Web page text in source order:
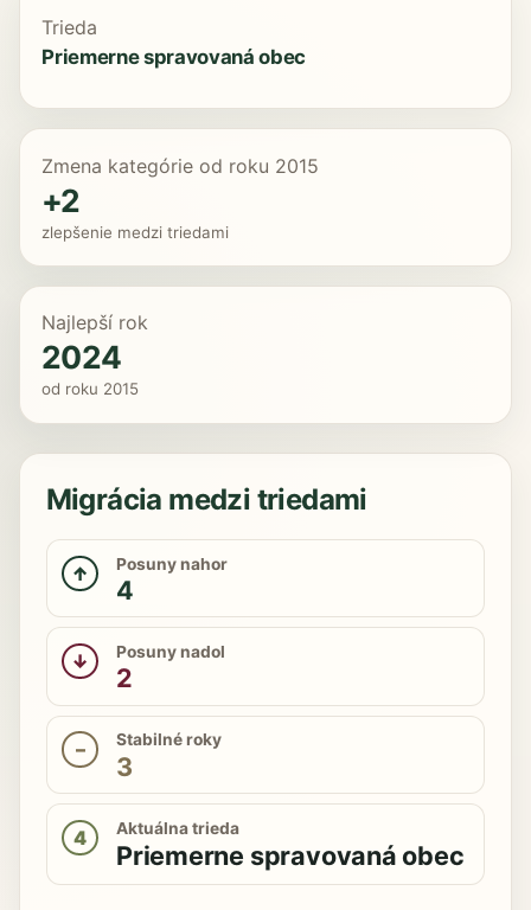
Trieda
Priemerne spravovaná obec
Zmena kategórie od roku 2015
+2
zlepšenie medzi triedami
Najlepší rok
2024
od roku 2015
Migrácia medzi triedami
↑ Posuny nahor
4
↓ Posuny nadol
2
– Stabilné roky
3
4 Aktuálna trieda
Priemerne spravovaná obec